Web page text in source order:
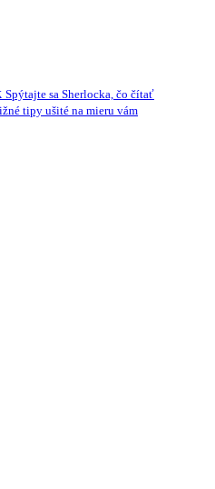
Spýtajte sa Sherlocka, čo čítať
tipy ušité na mieru vám